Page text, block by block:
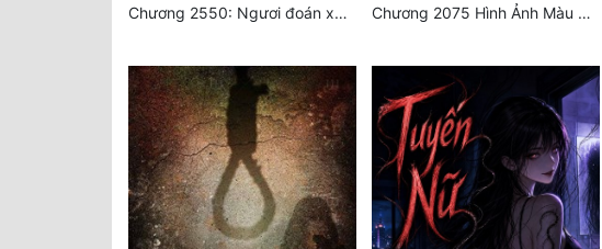
Chương 2550: Ngươi đoán xem
Chương 2075 Hình Ảnh Màu Xám